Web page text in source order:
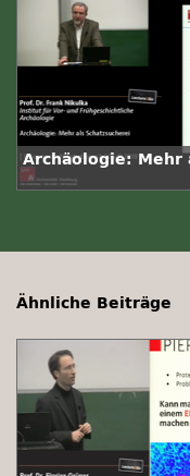
Archäologie: Mehr
Ähnliche Beiträge